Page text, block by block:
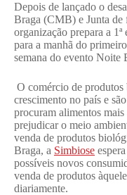
Depois de lançado o
Braga (CMB) e Junta de
organização prepara a
para a manhã do
semana do evento Noite
O comércio de produtos
crescimento no país e
procuram alimentos
prejudicar o meio
venda de produtos
Braga, a Simbiose
possíveis novos
venda de produtos
diariamente.